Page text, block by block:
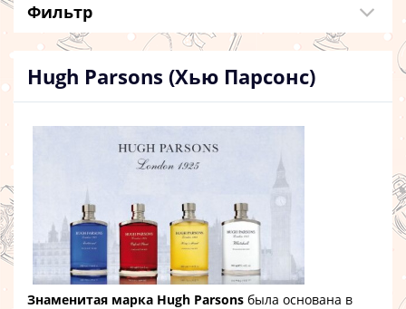
Фильтр
Hugh Parsons (Хью Парсонс)
Знаменитая марка Hugh Parsons была основана в